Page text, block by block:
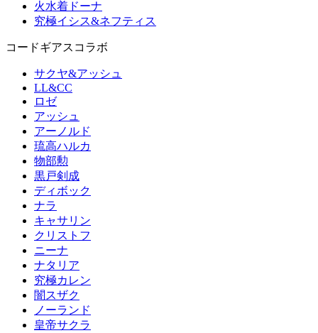
火水着ドーナ
究極イシス&ネフティス
コードギアスコラボ
サクヤ&アッシュ
LL&CC
ロゼ
アッシュ
アーノルド
琉高ハルカ
物部勲
黒戸剣成
ディボック
ナラ
キャサリン
クリストフ
ニーナ
ナタリア
究極カレン
闇スザク
ノーランド
皇帝サクラ